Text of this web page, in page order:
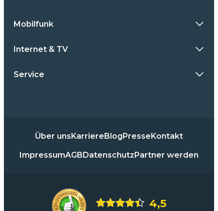
Mobilfunk
Internet & TV
Service
Über uns Karriere Blog Presse Kontakt
ImpressumAGB Datenschutz Partner werden
4,5